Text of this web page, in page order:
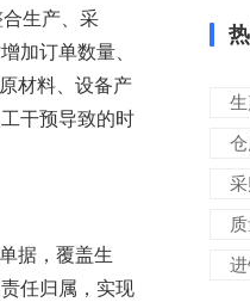
生产、采
加订单数量、
材料、设备产
干预导致的时
据，覆盖生
任归属，实现